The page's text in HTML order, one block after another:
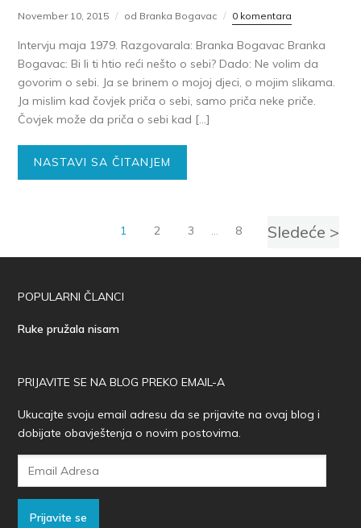
November 10, 2015 od Branka Bogavac 0 komentara
Intervju maja 1979. Razgovarala: Branka Bogavac Branka
Bogavac: Bi li ti htio reći nešto o sebi? Dado: Ne volim da
govorim o sebi. Ja se brinem o mojoj djeci, o mojim slikama.
Ja mislim kad čovjek priča o sebi, samo priča neke priče.
Čovjek može da priča o sebi kad […]
NASTAVI SA ČITANJEM
1 2 3 … 8 Sledeće >
POPULARNI ČLANCI
Ruke pružala nisam
PRIJAVITE SE NA BLOG PREKO EMAIL-A
Ukucajte svoju email adresu da se prijavite na ovaj blog i
dobijate obavještenja o novim postovima.
Prijavite se